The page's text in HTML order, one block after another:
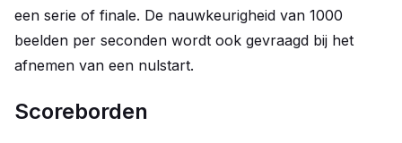
een serie of finale. De nauwkeurigheid van 1000
beelden per seconden wordt ook gevraagd bij het
afnemen van een nulstart.
Scoreborden